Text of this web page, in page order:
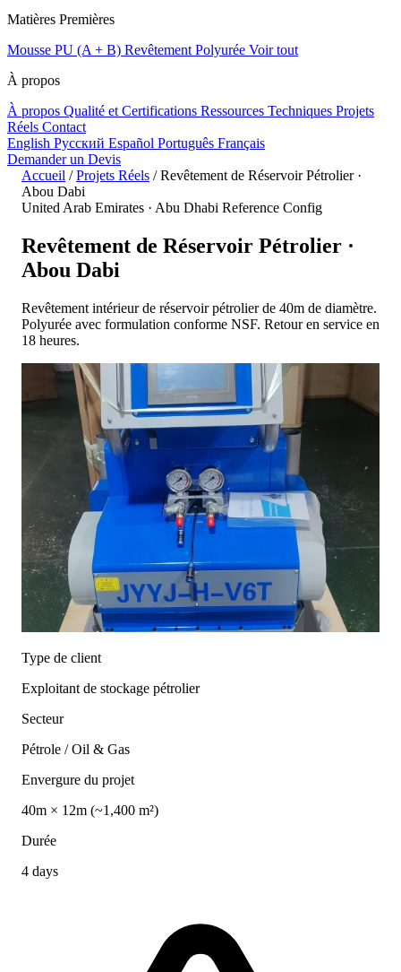
Matières Premières
Mousse PU (A + B) Revêtement Polyurée Voir tout
À propos
À propos Qualité et Certifications Ressources Techniques Projets
Réels Contact
English Русский Español Português Français
Demander un Devis
Accueil / Projets Réels / Revêtement de Réservoir Pétrolier ·
Abou Dabi
United Arab Emirates · Abu Dhabi Reference Config
Revêtement de Réservoir Pétrolier ·
Abou Dabi
Revêtement intérieur de réservoir pétrolier de 40m de diamètre.
Polyurée avec formulation conforme NSF. Retour en service en
18 heures.
Type de client
Exploitant de stockage pétrolier
Secteur
Pétrole / Oil & Gas
Envergure du projet
40m × 12m (~1,400 m²)
Durée
4 days